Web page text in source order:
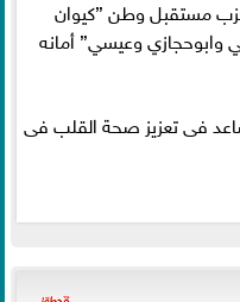
مستقبل وطن ”كيوان
وابوحجازي وعيسي” أمانه
فى تعزيز صحة القلب فى